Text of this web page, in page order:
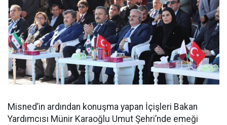
Misned’in ardından konuşma yapan İçişleri Bakan
Yardımcısı Münir Karaoğlu Umut Şehri’nde emeği